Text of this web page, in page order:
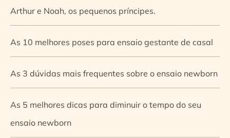
Arthur e Noah, os pequenos príncipes.
As 10 melhores poses para ensaio gestante de casal
As 3 dúvidas mais frequentes sobre o ensaio newborn
As 5 melhores dicas para diminuir o tempo do seu
ensaio newborn